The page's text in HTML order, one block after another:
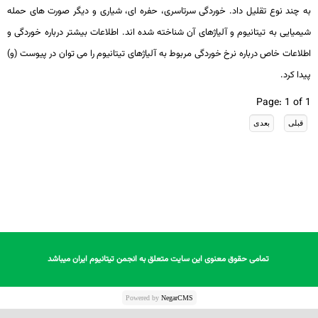
به چند نوع تقلیل داد. خوردگی سرتاسری، حفره ­ای، شیاری و دیگر صورت­ های حمله
شیمیایی به تیتانیوم و آلیاژهای آن شناخته شده ­اند. اطلاعات بیشتر درباره خوردگی و
اطلاعات خاص درباره نرخ خوردگی مربوط به آلیاژهای تیتانیوم را می ­توان در پیوست (و)
پیدا کرد.
Page: 1 of 1
تمامی حقوق معنوی این سایت متعلق به انجمن تیتانیوم ایران میباشد
Powered by NegarCMS